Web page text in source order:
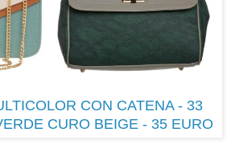
CON CATENA - 33
CURO BEIGE - 35 EURO